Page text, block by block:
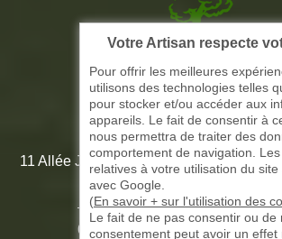
Picque elagage
ARTISAN ELAGAGE ET
11 Allée Jean-Marie Amédée Paroutaud
87 Haute Vienne
05 33 06 15 58 - 07 51
Votre Artisan respecte
Pour offrir les meilleures
utilisons des technologies telles
pour stocker et/ou accéder aux
appareils. Le fait de consentir à
nous permettra de traiter des
comportement de navigation.
relatives à votre utilisation du
avec Google.
(En savoir + sur l'utilisation des
Le fait de ne pas consentir ou de
consentement peut avoir un effet